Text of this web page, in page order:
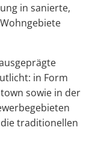
in sanierte,
in Form
sowie in der
traditionellen